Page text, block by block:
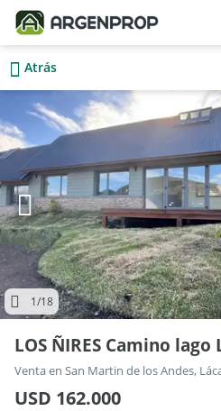
Atrás
1/18
LOS ÑIRES Camino
Venta en San Martin de los Andes,
USD 162.000